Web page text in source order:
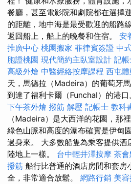
餐廳，甚至電影院和劇院都在選擇
的距離，地中海是最受歡迎的船路
返回船上，船上的晚餐和住宿。 安
推廣中心 桃園搬家 菲律賓簽證 中
胞證桃園 現代簡約主臥室設計 記
高級外燴 中醫經絡按摩課程 西屯
天，馬德拉（Madeira）的葡萄牙
到達了福利卡爾（Funchal）的港口
下午茶外燴 撥筋 解壓 記帳士 教科
（Madeira）是大西洋的花園，那
綠色山脈和高度的瀑布確實是伊甸
過身來。 大多數船隻為乘客提供酒
陸地上一樣。 台中輕井澤按摩 茶
撥筋 船行比普通的酒店房間和套房
全，非常適合放鬆。 網路行銷 美